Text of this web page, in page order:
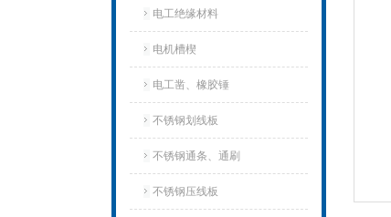
电工绝缘材料
电机槽楔
电工凿、橡胶锤
不锈钢划线板
不锈钢通条、通刷
不锈钢压线板